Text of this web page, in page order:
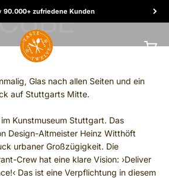
90.000+ zufriedene Kunden
TasteTwelve
Carrito
Glas nach allen Seiten und ein
auf Stuttgarts Mitte.
Kunstmuseum Stuttgart. Das
Design-Altmeister Heinz Witthöft
urbaner Großzügigkeit. Die
Crew hat eine klare Vision: ›Deliver
Das ist eine Verpflichtung in diesem